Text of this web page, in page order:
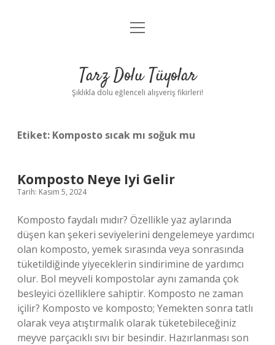
Anasayfa
Yasal Uyarı
menüyü
Tarz Dolu Tüyolar
Şıklıkla dolu eğlenceli alışveriş fikirleri!
Etiket: Komposto sıcak mı soğuk mu
Komposto Neye Iyi Gelir
Tarih: Kasım 5, 2024
Komposto faydalı mıdır? Özellikle yaz aylarında
düşen kan şekeri seviyelerini dengelemeye yardımcı
olan komposto, yemek sırasında veya sonrasında
tüketildiğinde yiyeceklerin sindirimine de yardımcı
olur. Bol meyveli kompostolar aynı zamanda çok
besleyici özelliklere sahiptir. Komposto ne zaman
içilir? Komposto ve komposto; Yemekten sonra tatlı
olarak veya atıştırmalık olarak tüketebileceğiniz
meyve parçacıklı sıvı bir besindir. Hazırlanması son